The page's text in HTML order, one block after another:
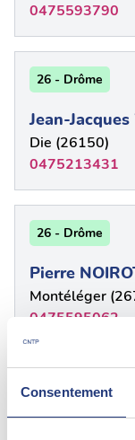
Consentement
0475593790
26 - Drôme
Jean-
Die (26150)
0475213431
26 - Drôme
Pierre
Montéléger
0475595062
26 - Drôme